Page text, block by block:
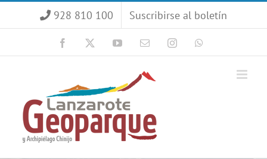
928 810 100 Suscribirse al boletín
Facebook YouTubeCorreoInstagram